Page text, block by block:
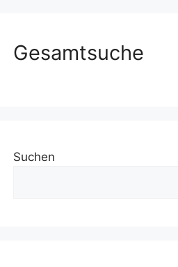
Gesamtsuche
Suchen